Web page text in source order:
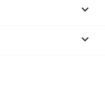

keyboard_arrow_down